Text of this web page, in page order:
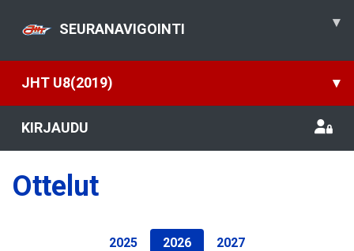
SEURANAVIGOINTI ▾
JHT U8(2019) ▾
KIRJAUDU
Ottelut
2025 2026 2027